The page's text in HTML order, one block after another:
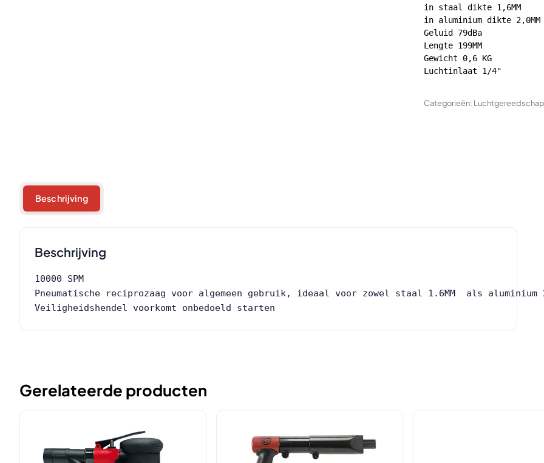
in staal dikte 1,6MM
in aluminium dikte 2,0MM
Geluid 79dBa
Lengte 199MM
Gewicht 0,6 KG
Luchtinlaat 1/4"
Pneumatische
reciprozaag
met
hoge
snelheid
Categorieën: Luchtgereedschap
Beschrijving
Beschrijving
10000 SPM
Pneumatische reciprozaag voor algemeen gebruik, ideaal voor zowel staal 1.6MM  als aluminium
Veiligheidshendel voorkomt onbedoeld starten
Gerelateerde producten